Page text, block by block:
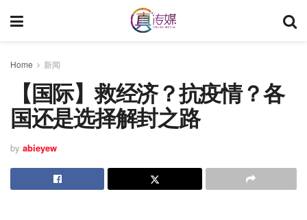
Home 新闻
【国际】救经济？抗疫情？各
国还是选择解封之路
by abieyew